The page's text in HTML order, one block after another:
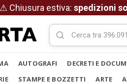
⚠ Chiusura estiva: spedizioni
AUTOGRAFI DECRETI E
STAMPE E BOZZETTI ARTE